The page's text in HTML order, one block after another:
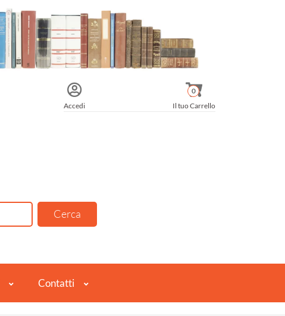
Accedi Il tuo Carrello
0
Contatti